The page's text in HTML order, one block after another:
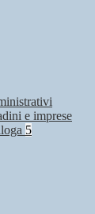
e imprese
5